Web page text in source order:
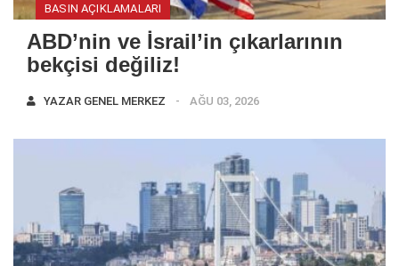
BASIN AÇIKLAMALARI
ABD’nin ve İsrail’in çıkarlarının
bekçisi değiliz!
YAZAR GENEL MERKEZ AĞU 03, 2026